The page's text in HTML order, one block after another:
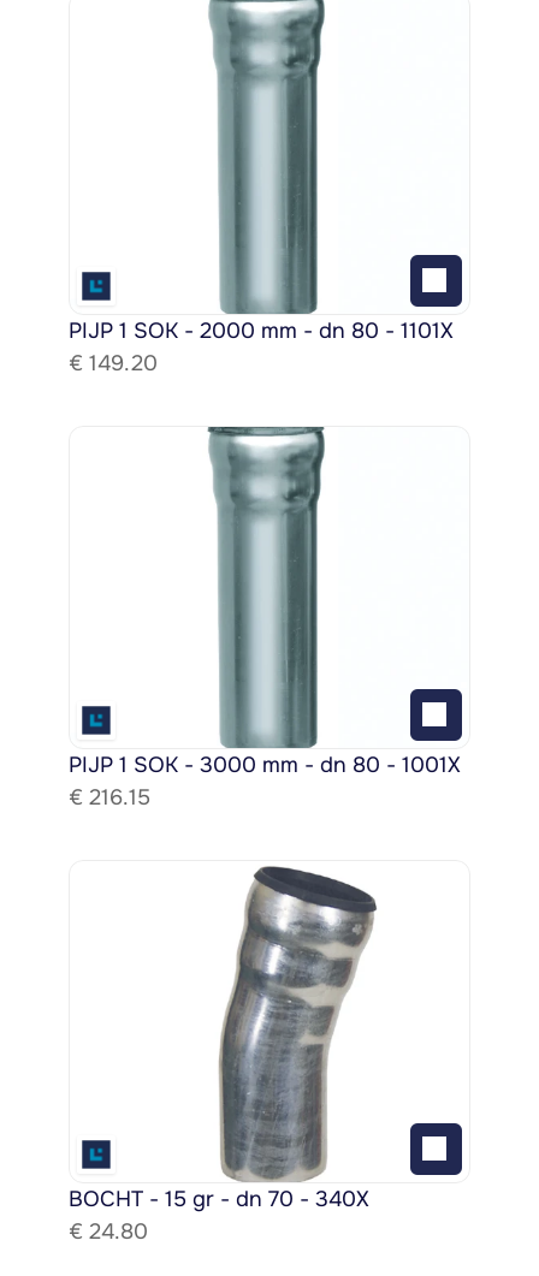
PIJP 1 SOK - 2000 mm - dn 80 - 1101X
€ 149.20
PIJP 1 SOK - 3000 mm - dn 80 - 1001X
€ 216.15
BOCHT - 15 gr - dn 70 - 340X
€ 24.80